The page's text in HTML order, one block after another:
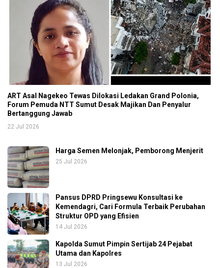
ART Asal Nagekeo Tewas Dilokasi Ledakan Grand Polonia,
Forum Pemuda NTT Sumut Desak Majikan Dan Penyalur
Bertanggung Jawab
22 Jul 2026
Harga Semen Melonjak, Pemborong Menjerit
25 Jul 2026
Pansus DPRD Pringsewu Konsultasi ke
Kemendagri, Cari Formula Terbaik Perubahan
Struktur OPD yang Efisien
14 Jul 2026
Kapolda Sumut Pimpin Sertijab 24 Pejabat
Utama dan Kapolres
13 Jul 2026